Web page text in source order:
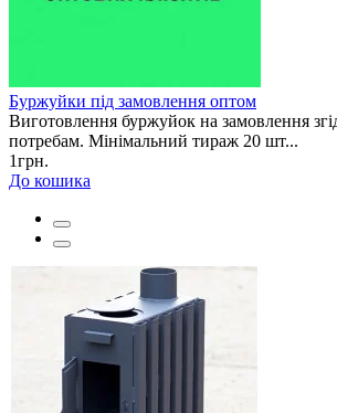
Буржуйки під замовлення оптом
Виготовлення буржуйок на замовлення
потребам. Мінімальний тираж 20 шт...
1грн.
До кошика